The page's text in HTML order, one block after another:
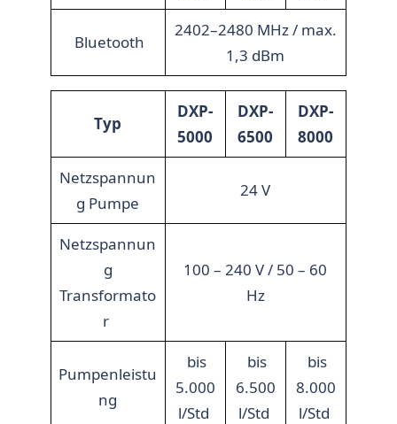
Bluetooth
2402–2480 MHz / max.
1,3 dBm
Typ
DXP-
5000
DXP-
6500
DXP-
8000
Netzspannun
g Pumpe
24 V
Netzspannun
g
Transformato
r
100 – 240 V / 50 – 60
Hz
Pumpenleistu
ng
bis
5.000
l/Std
bis
6.500
l/Std
bis
8.000
l/Std